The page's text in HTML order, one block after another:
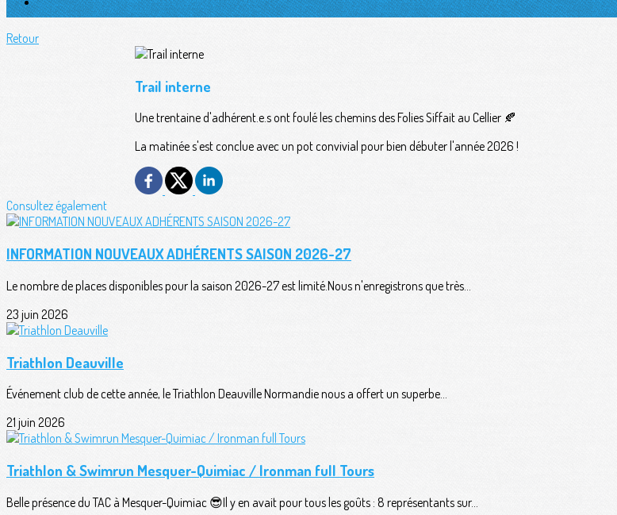
Retour
Trail interne
Une trentaine d'adhérent.e.s ont foulé les chemins des Folies Siffait au Cellier 🍂
La matinée s'est conclue avec un pot convivial pour bien débuter l'année 2026 !
Consultez également
INFORMATION NOUVEAUX ADHÉRENTS SAISON 2026-27
Le nombre de places disponibles pour la saison 2026-27 est limité.Nous n'enregistrons que très...
23 juin 2026
Triathlon Deauville
Événement club de cette année, le Triathlon Deauville Normandie nous a offert un superbe...
21 juin 2026
Triathlon & Swimrun Mesquer-Quimiac / Ironman full Tours
Belle présence du TAC à Mesquer-Quimiac 😎Il y en avait pour tous les goûts : 8 représentants sur...